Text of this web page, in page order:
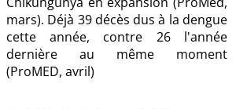
mars). Déjà 39 décès dus à la dengue
cette année, contre 26 l'année
dernière au même moment
(ProMED, avril)